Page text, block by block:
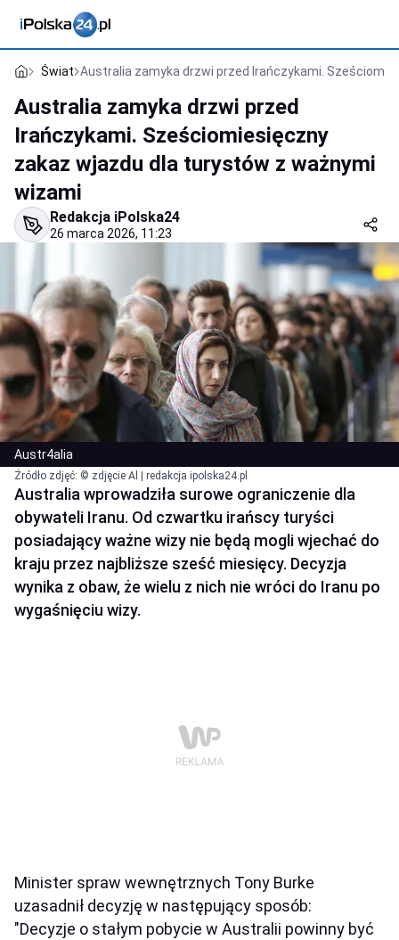
Świat Australia zamyka drzwi przed Irańczykami.
Australia zamyka drzwi przed
Irańczykami. Sześciomiesięczny
zakaz wjazdu dla turystów z ważnymi
wizami
Redakcja iPolska24
26 marca 2026, 11:23
Austr4alia
Źródło zdjęć: © zdjęcie Al | redakcja ipolska24.pl
Australia wprowadziła surowe ograniczenie dla
obywateli Iranu. Od czwartku irańscy turyści
posiadający ważne wizy nie będą mogli wjechać do
kraju przez najbliższe sześć miesięcy. Decyzja
wynika z obaw, że wielu z nich nie wróci do Iranu po
wygaśnięciu wizy.
Minister spraw wewnętrznych Tony Burke
uzasadnił decyzję w następujący sposób:
"Decyzje o stałym pobycie w Australii powinny być